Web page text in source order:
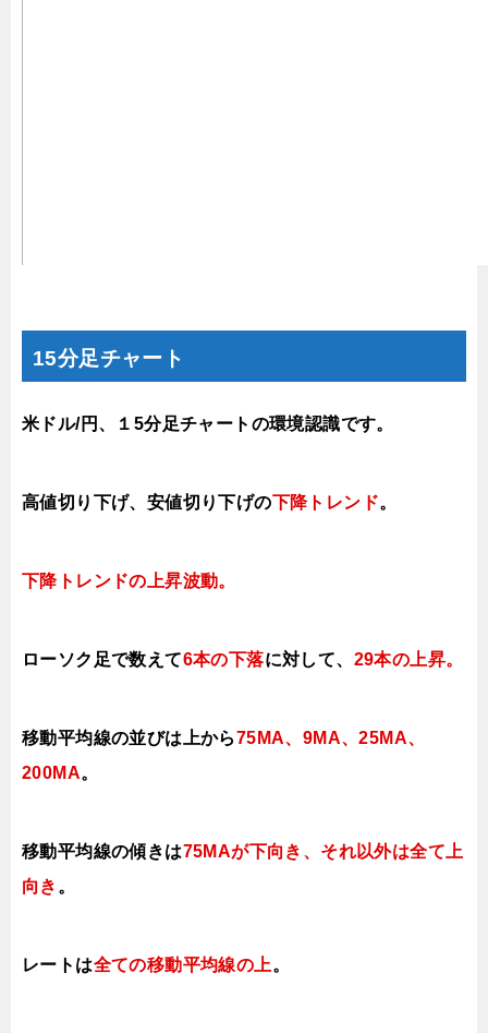
15分足チャート
米ドル/円、１5分足チャートの環境認識です。
高値切り下げ、 安値切り下げの下降トレンド。
下降トレンドの上昇波動。
ローソク足で数えて6本の下落に対して、 29本の上昇。
移動平均線の並びは上から75MA、9MA、25MA、
200MA。
移動平均線の傾きは75MAが下向き、それ以外は全て上
向き 。
レートは全ての移動平均線の上。